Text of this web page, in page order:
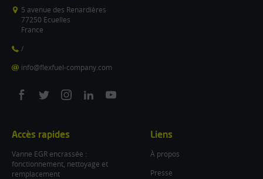
5 avenue des Renardières
77250 Ecuelles
France
/
info@flexfuel-company.com
On
On
On
On
On
Accès rapides
Vanne EGR encrassée :
fonctionnement, nettoyage et
remplacement
Liens
À propos
Presse